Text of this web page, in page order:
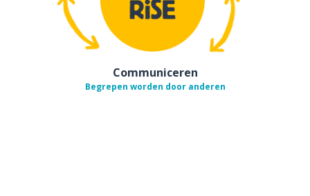
Communiceren
Begrepen worden door anderen